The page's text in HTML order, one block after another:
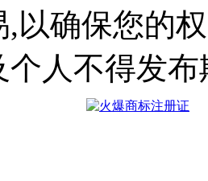
,以确保您的
个人不得发